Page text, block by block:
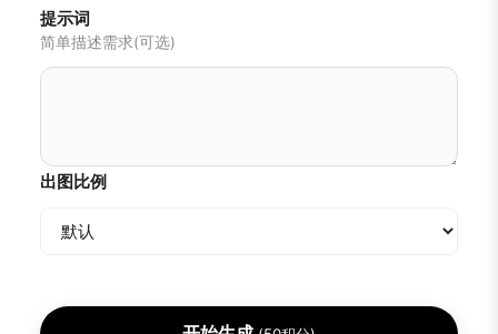
提示词
简单描述需求(可选)
出图比例